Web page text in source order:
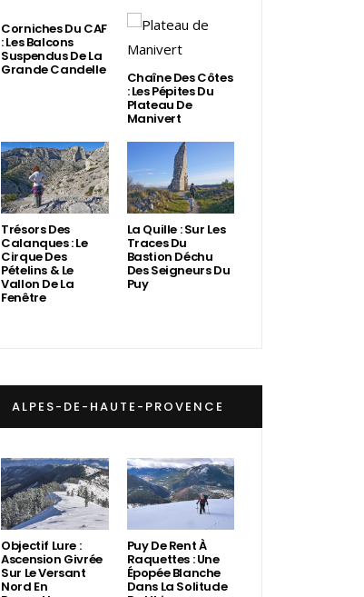
Corniches Du CAF
: Les Balcons
Suspendus De La
Grande Candelle Chaîne Des Côtes
: Les Pépites Du
Plateau De
Manivert
Trésors Des
Calanques : Le
Cirque Des
Pételins & Le
Vallon De La
Fenêtre
La Quille : Sur Les
Traces Du
Bastion Déchu
Des Seigneurs Du
Puy
ALPES-DE-HAUTE-PROVENCE
Objectif Lure :
Ascension Givrée
Sur Le Versant
Nord En
Puy De Rent À
Raquettes : Une
Épopée Blanche
Dans La Solitude